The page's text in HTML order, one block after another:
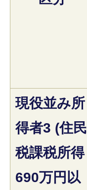
現役並み所
得者3 (住民
税課税所得
690万円以